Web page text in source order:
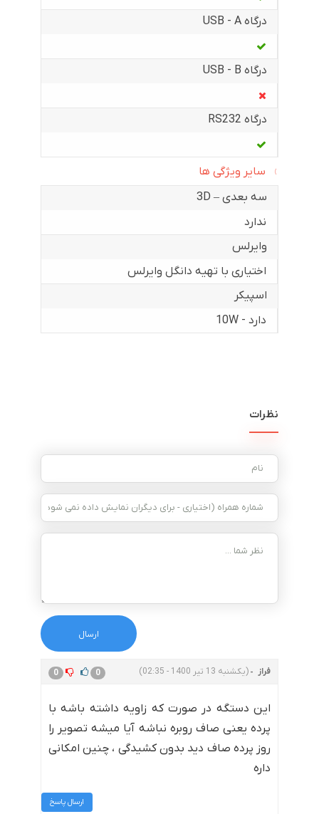
درگاه USB - A
درگاه USB - B
درگاه RS232
سایر ویژگی ها
سه بعدی – 3D
ندارد
وایرلس
اختیاری با تهیه دانگل وایرلس
اسپیکر
دارد - 10W
نظرات
فراز (یکشنبه 13 تیر 1400 - 02:35) 0 0
این دستگه در صورت که زاویه داشته باشه با
پرده یعنی صاف روبره نباشه آیا میشه تصویر را
روز پرده صاف دید بدون کشیدگی ، چنین امکانی
داره
ارسال پاسخ